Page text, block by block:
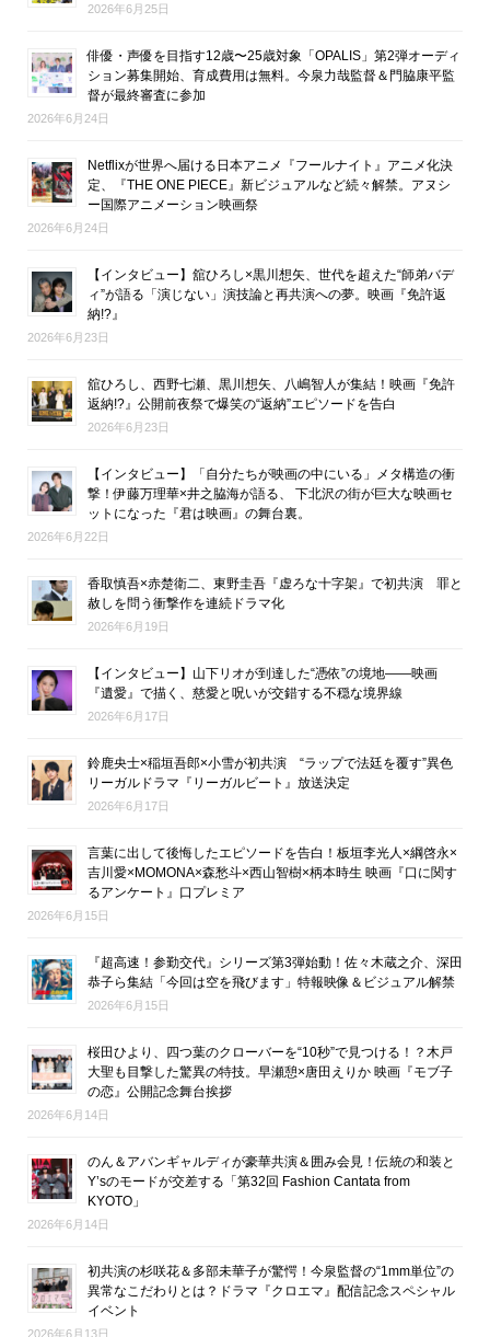
2026年6月25日
俳優・声優を目指す12歳〜25歳対象「OPALIS」第2弾オーディ
ション募集開始、育成費用は無料。今泉力哉監督＆門脇康平監
督が最終審査に参加
2026年6月24日
Netflixが世界へ届ける日本アニメ『フールナイト』アニメ化決
定、『THE ONE PIECE』新ビジュアルなど続々解禁。アヌシ
ー国際アニメーション映画祭
2026年6月24日
【インタビュー】舘ひろし×黒川想矢、世代を超えた“師弟バデ
ィ”が語る「演じない」演技論と再共演への夢。映画『免許返
納!?』
2026年6月23日
舘ひろし、西野七瀬、黒川想矢、八嶋智人が集結！映画『免許
返納!?』公開前夜祭で爆笑の“返納”エピソードを告白
2026年6月23日
【インタビュー】「自分たちが映画の中にいる」メタ構造の衝
撃！伊藤万理華×井之脇海が語る、 下北沢の街が巨大な映画セ
ットになった『君は映画』の舞台裏。
2026年6月22日
香取慎吾×赤楚衛二、東野圭吾『虚ろな十字架』で初共演 罪と
赦しを問う衝撃作を連続ドラマ化
2026年6月19日
【インタビュー】山下リオが到達した“憑依”の境地――映画
『遺愛』で描く、慈愛と呪いが交錯する不穏な境界線
2026年6月17日
鈴鹿央士×稲垣吾郎×小雪が初共演 “ラップで法廷を覆す”異色
リーガルドラマ『リーガルビート』放送決定
2026年6月17日
言葉に出して後悔したエピソードを告白！板垣李光人×綱啓永×
吉川愛×MOMONA×森愁斗×西山智樹×柄本時生 映画『口に関す
るアンケート』口プレミア
2026年6月15日
『超高速！参勤交代』シリーズ第3弾始動！佐々木蔵之介、深田
恭子ら集結「今回は空を飛びます」特報映像＆ビジュアル解禁
2026年6月15日
桜田ひより、四つ葉のクローバーを“10秒”で見つける！？木戸
大聖も目撃した驚異の特技。早瀬憩×唐田えりか 映画『モブ子
の恋』公開記念舞台挨拶
2026年6月14日
のん＆アバンギャルディが豪華共演＆囲み会見！伝統の和装と
Y’sのモードが交差する「第32回 Fashion Cantata from
KYOTO」
2026年6月14日
初共演の杉咲花＆多部未華子が驚愕！今泉監督の“1mm単位”の
異常なこだわりとは？ドラマ『クロエマ』配信記念スペシャル
イベント
2026年6月13日